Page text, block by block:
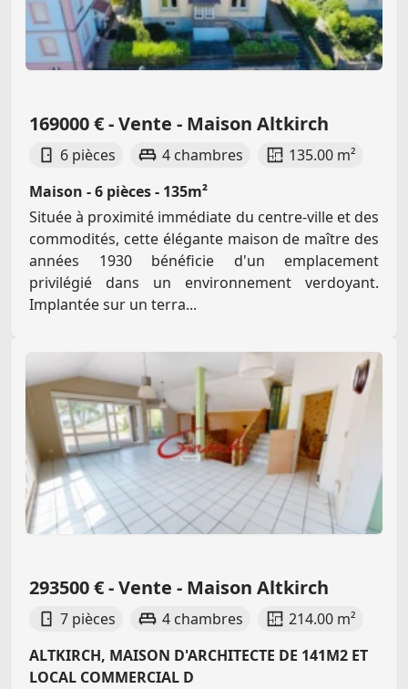
169000 € - Vente - Maison Altkirch
6 pièces 4 chambres
135.00 m²
Maison - 6 pièces - 135m²
Située à proximité immédiate du centre-ville et des
commodités, cette élégante maison de maître des
années 1930 bénéficie d'un emplacement
privilégié dans un environnement verdoyant.
Implantée sur un terra...
293500 € - Vente - Maison Altkirch
7 pièces 4 chambres
214.00 m²
ALTKIRCH, MAISON D'ARCHITECTE DE 141M2 ET
LOCAL COMMERCIAL D